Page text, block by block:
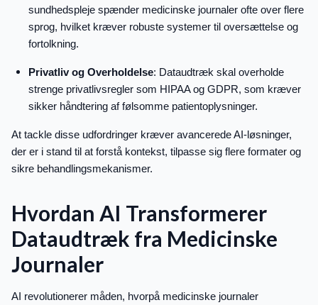
sundhedspleje spænder medicinske journaler ofte over flere
sprog, hvilket kræver robuste systemer til oversættelse og
fortolkning.
Privatliv og Overholdelse: Dataudtræk skal overholde
strenge privatlivsregler som HIPAA og GDPR, som kræver
sikker håndtering af følsomme patientoplysninger.
At tackle disse udfordringer kræver avancerede AI-løsninger,
der er i stand til at forstå kontekst, tilpasse sig flere formater og
sikre behandlingsmekanismer.
Hvordan AI Transformerer
Dataudtræk fra Medicinske
Journaler
AI revolutionerer måden, hvorpå medicinske journaler